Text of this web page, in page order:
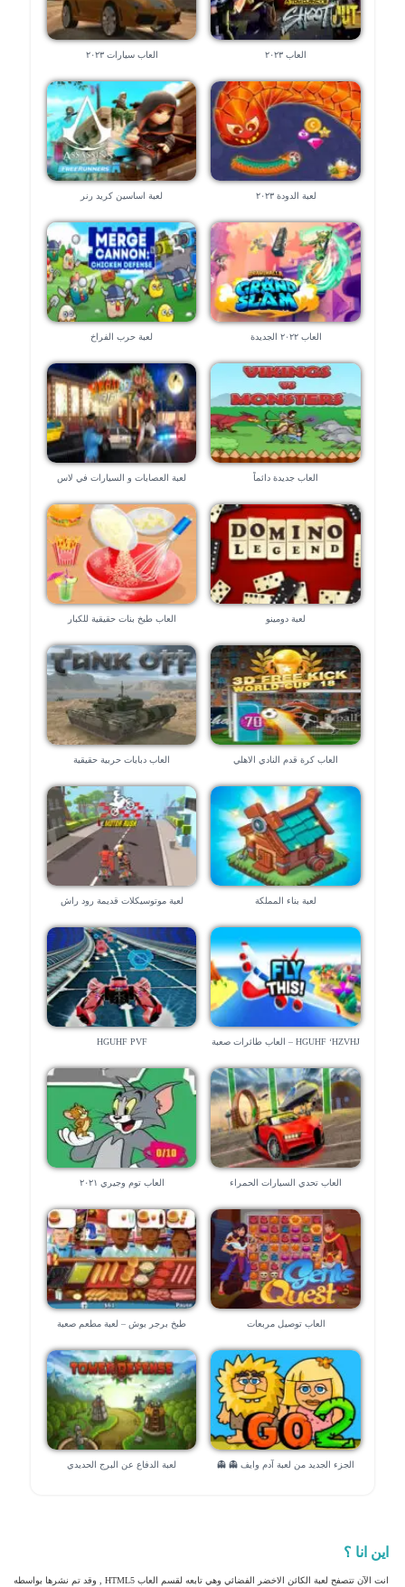
العاب ٢٠٢٣ العاب سيارات ٢٠٢٣
لعبة الدودة ٢٠٢٣ لعبة اساسين كريد رنر
العاب ٢٠٢٢ الجديدة لعبة حرب الفراخ
العاب جديدة دائماً
لعبة العصابات و السيارات في لاس
لعبة دومينو العاب طبخ بنات حقيقية للكبار
العاب كرة قدم النادي الاهلي العاب دبابات حربية حقيقية
لعبة بناء المملكة لعبة موتوسيكلات قديمة رود راش
HGUHF ‘HZVHJ – العاب طائرات صعبة HGUHF PVF
العاب تحدي السيارات الحمراء العاب توم وجيري ٢٠٢١
العاب توصيل مربعات طبخ برجر بوش – لعبة مطعم صعبة
الجزء الجديد من لعبة آدم وايف 👻 👻 لعبة الدفاع عن البرج الحديدي
اين انا ؟
انت الآن تتصفح لعبة الكائن الاخضر الفضائي وهي تابعه لقسم العاب HTML5 , وقد تم نشرها بواسطه